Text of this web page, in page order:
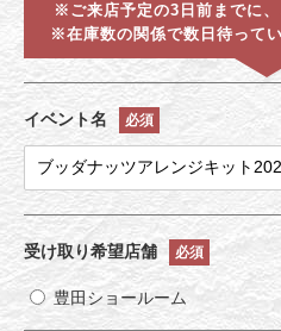
※ご来店予定の3日前までに、
※在庫数の関係で数日待って
イベント名 必須
受け取り希望店舗 必須
豊田ショールーム